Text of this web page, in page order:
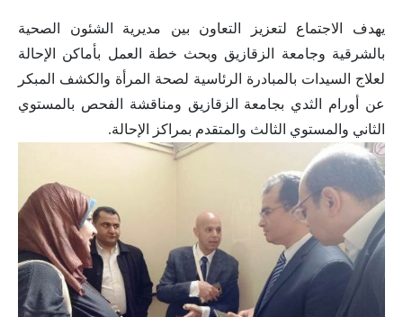
يهدف الاجتماع لتعزيز التعاون بين مديرية الشئون الصحية
بالشرقية وجامعة الزقازيق وبحث خطة العمل بأماكن الإحالة
لعلاج السيدات بالمبادرة الرئاسية لصحة المرأة والكشف المبكر
عن أورام الثدي بجامعة الزقازيق ومناقشة الفحص بالمستوي
الثاني والمستوي الثالث والمتقدم بمراكز الإحالة.